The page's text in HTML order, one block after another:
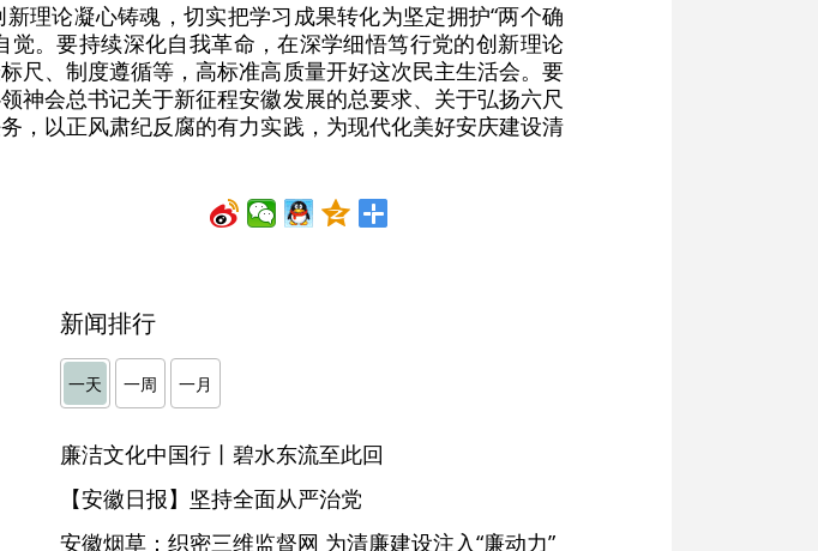
理论凝心铸魂，切实把学习成果转化为坚定拥护“两个确
觉。要持续深化自我革命，在深学细悟笃行党的创新理论
尺、制度遵循等，高标准高质量开好这次民主生活会。要
神会总书记关于新征程安徽发展的总要求、关于弘扬六尺
，以正风肃纪反腐的有力实践，为现代化美好安庆建设清
新闻排行
一天 一周 一月
廉洁文化中国行丨碧水东流至此回
【安徽日报】坚持全面从严治党
安徽烟草：织密三维监督网 为清廉建设注入“廉动力”